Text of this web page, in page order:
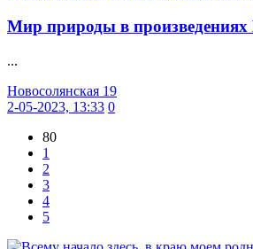
Мир природы в
...
Новосолянская 19
2-05-2023, 13:33 0
80
1
2
3
4
5